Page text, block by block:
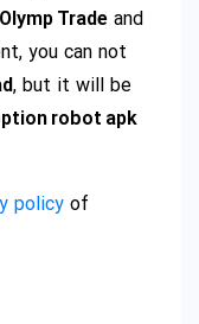
Olymp Trade and
you can not
, but it will be
robot apk
policy of